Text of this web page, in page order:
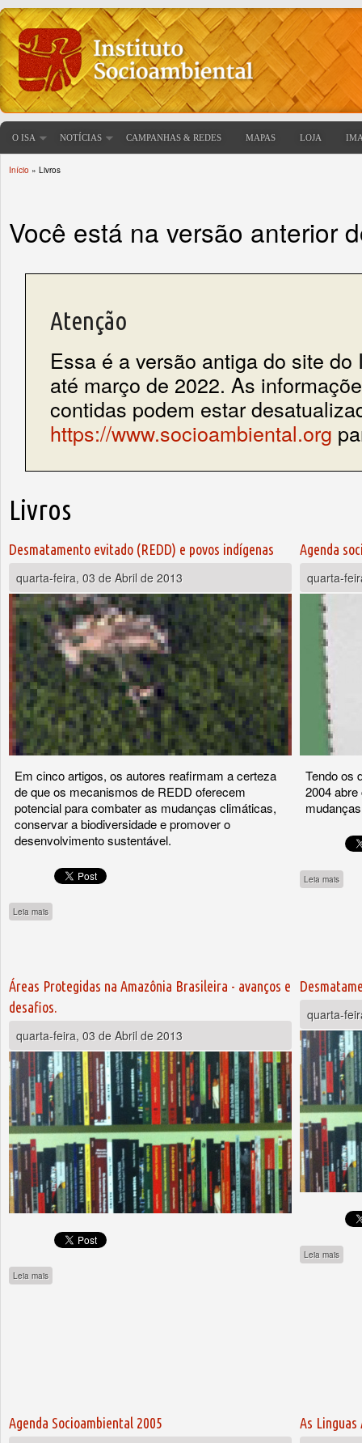
O ISA NOTÍCIAS CAMPANHAS & REDES MAPAS LOJA
Início » Livros
Você está na versão anterior
Atenção
Essa é a versão antiga do site do
até março de 2022. As
contidas podem estar
https://www.socioambiental.org
Livros
Desmatamento evitado (REDD) e povos indígenas
quarta-feira, 03 de Abril de 2013
Em cinco artigos, os autores reafirmam a certeza
de que os mecanismos de REDD oferecem
potencial para combater as mudanças climáticas,
conservar a biodiversidade e promover o
desenvolvimento sustentável.
Leia mais
Agenda
quarta-
Tendo os
2004
Leia mais
Áreas Protegidas na Amazônia Brasileira - avanços e
desafios.
quarta-feira, 03 de Abril de 2013
Leia mais
quarta-
Leia mais
Agenda Socioambiental 2005
As Linguas
Páginas